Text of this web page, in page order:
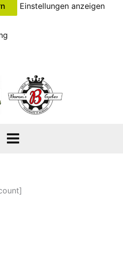
Einstellungen anzeigen